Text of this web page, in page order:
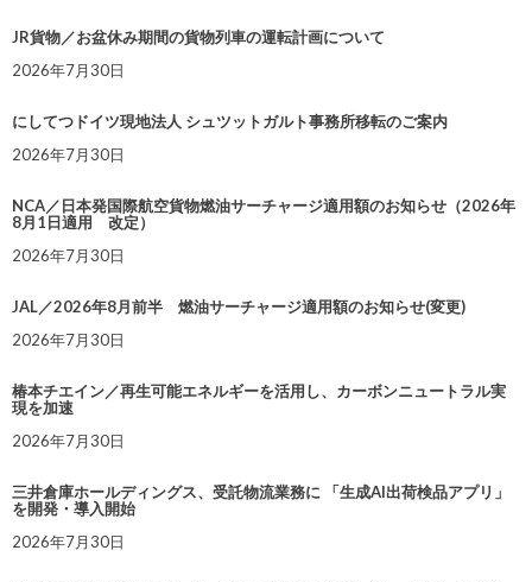
JR貨物／お盆休み期間の貨物列車の運転計画について
2026年7月30日
にしてつドイツ現地法人 シュツットガルト事務所移転のご案内
2026年7月30日
NCA／日本発国際航空貨物燃油サーチャージ適用額のお知らせ（2026年
8月1日適用 改定）
2026年7月30日
JAL／2026年8月前半 燃油サーチャージ適用額のお知らせ(変更)
2026年7月30日
椿本チエイン／再生可能エネルギーを活用し、カーボンニュートラル実
現を加速
2026年7月30日
三井倉庫ホールディングス、受託物流業務に 「生成AI出荷検品アプリ」
を開発・導入開始
2026年7月30日